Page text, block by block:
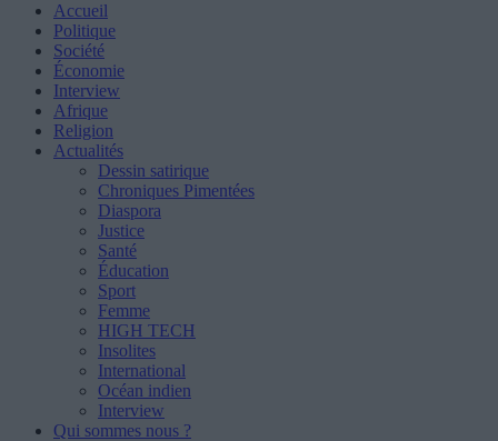
Accueil
Politique
Société
Économie
Interview
Afrique
Religion
Actualités
Dessin satirique
Chroniques Pimentées
Diaspora
Justice
Santé
Éducation
Sport
Femme
HIGH TECH
Insolites
International
Océan indien
Interview
Qui sommes nous ?